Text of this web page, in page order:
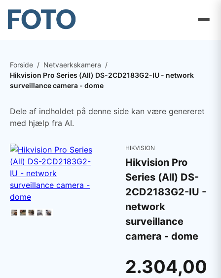
Forside / Netvaerkskamera /
Hikvision Pro Series (All) DS-2CD2183G2-IU - network
surveillance camera - dome
Dele af indholdet på denne side kan være genereret
med hjælp fra AI.
HIKVISION
Hikvision Pro
Series (All) DS-
2CD2183G2-IU -
network
surveillance
camera - dome
2.304,00